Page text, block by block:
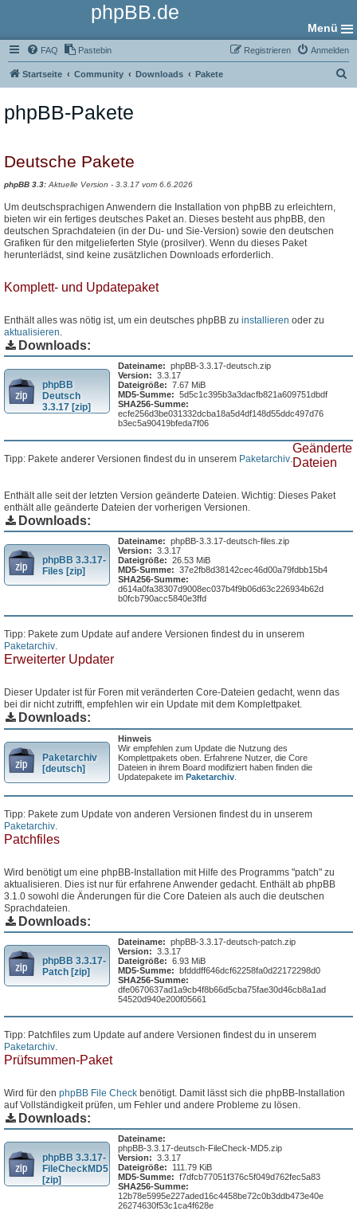
phpBB.de
Menü
FAQ Pastebin Anmelden
Registrieren
Startseite Community Downloads Pakete
phpBB-Pakete
Deutsche Pakete
phpBB 3.3: Aktuelle Version - 3.3.17 vom 6.6.2026
Um deutschsprachigen Anwendern die Installation von phpBB zu erleichtern,
bieten wir ein fertiges deutsches Paket an. Dieses besteht aus phpBB, den
deutschen Sprachdateien (in der Du- und Sie-Version) sowie den deutschen
Grafiken für den mitgelieferten Style (prosilver). Wenn du dieses Paket
herunterlädst, sind keine zusätzlichen Downloads erforderlich.
Komplett- und Updatepaket
Enthält alles was nötig ist, um ein deutsches phpBB zu installieren oder zu
aktualisieren.
Downloads:
phpBB
Deutsch
3.3.17 [zip]
Dateiname: phpBB-3.3.17-deutsch.zip
Version: 3.3.17
Dateigröße: 7.67 MiB
MD5-Summe: 5d5c1c395b3a3dacfb821a609751dbdf
SHA256-Summe:
ecfe256d3be031332dcba18a5d4df148d55ddc497d76
b3ec5a90419bfeda7f06
Tipp: Pakete anderer Versionen findest du in unserem Paketarchiv.
Geänderte
Dateien
Enthält alle seit der letzten Version geänderte Dateien. Wichtig: Dieses Paket
enthält alle geänderte Dateien der vorherigen Versionen.
Downloads:
phpBB 3.3.17-
Files [zip]
Dateiname: phpBB-3.3.17-deutsch-files.zip
Version: 3.3.17
Dateigröße: 26.53 MiB
MD5-Summe: 37e2fb8d38142cec46d00a79fdbb15b4
SHA256-Summe:
d614a0fa38307d9008ec037b4f9b06d63c226934b62d
b0fcb790acc5840e3ffd
Tipp: Pakete zum Update auf andere Versionen findest du in unserem
Paketarchiv.
Erweiterter Updater
Dieser Updater ist für Foren mit veränderten Core-Dateien gedacht, wenn das
bei dir nicht zutrifft, empfehlen wir ein Update mit dem Komplettpaket.
Downloads:
Paketarchiv
[deutsch]
Hinweis
Wir empfehlen zum Update die Nutzung des
Komplettpakets oben. Erfahrene Nutzer, die Core
Dateien in ihrem Board modifiziert haben finden die
Updatepakete imPaketarchiv
Tipp: Pakete zum Update von anderen Versionen findest du in unserem
Paketarchiv
Patchfiles
Wird benötigt um eine phpBB-Installation mit Hilfe des Programms "patch" zu
aktualisieren. Dies ist nur für erfahrene Anwender gedacht. Enthält ab phpBB
3.1.0 sowohl die Änderungen für die Core Dateien als auch die deutschen
Sprachdateien.
Downloads:
phpBB 3.3.17-
Patch [zip]
Dateiname: phpBB-3.3.17-deutsch-patch.zip
Version: 3.3.17
Dateigröße: 6.93 MiB
MD5-Summe: bfdddff646dcf62258fa0d22172298d0
SHA256-Summe:
dfe0670637ad1a9cb4f8b66d5cba75fae30d46cb8a1ad
54520d940e200f05661
Tipp: Patchfiles zum Update auf andere Versionen findest du in unserem
Paketarchiv
Prüfsummen-Paket
Wird für den phpBB File Check benötigt. Damit lässt sich die phpBB-Installation
auf Vollständigkeit prüfen, um Fehler und andere Probleme zu lösen.
Downloads:
phpBB 3.3.17-
FileCheckMD5
[zip]
Dateiname:
phpBB-3.3.17-deutsch-FileCheck-MD5.zip
Version: 3.3.17
Dateigröße:
111.79 KiB
MD5-Summe: f7dfcb77051f376c5f049d762fec5a83
SHA256-Summe:
12b78e5995e227aded16c4458be72c0b3ddb473e40e
26274630f53c1ca4f628e